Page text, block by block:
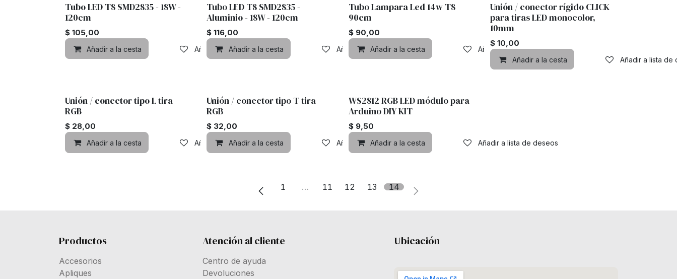
Tubo LED T8 SMD2835 - 18W -
120cm
$ 105,00
Añadir a la cesta Añadir a lista de deseos
Tubo LED T8 SMD2835 -
Aluminio - 18W - 120cm
$116,00
Añadir a la cesta Añadir a lista de deseos
Tubo Lampara Led 14w T8
90cm
$ 90,00
Añadir a la cesta Añadir a lista de deseos
Unión / conector rígido CLICK
para tiras LED monocolor,
10mm
$10,00
Añadir a la cesta Añadir a lista de
Unión / conector tipo L tira
RGB
$ 28,00
Añadir a la cesta Añadir a lista de deseos
Unión / conector tipo T tira
RGB
$ 32,00
Añadir a la cesta Añadir a lista de deseos
WS2812 RGB LED módulo para
Arduino DIY KIT
$ 9,50
Añadir a la cesta Añadir a lista de deseos
1 … 11 12 13 14
Productos
Accesorios
Apliques
Atención al cliente
Centro de ayuda
Devoluciones
Ubicación